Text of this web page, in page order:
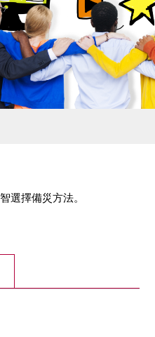
選擇備災方法。